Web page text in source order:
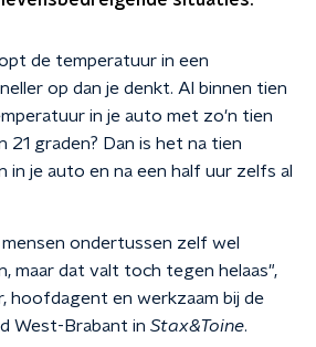
de temperatuur in een
op dan je denkt. Al binnen tien
in je auto met zo'n tien
21 graden? Dan is het na tien
in je auto en na een half uur zelfs al
ondertussen zelf wel
maar dat valt toch tegen helaas",
hoofdagent en werkzaam bij de
West-Brabant in Stax&Toine.